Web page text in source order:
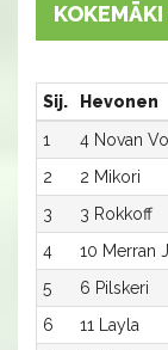
Sij. Hevonen
1
4 Novan
2
2 Mikori
3
3 Rokkoff
4
10 Merran
5
6 Pilskeri
6
11 Layla